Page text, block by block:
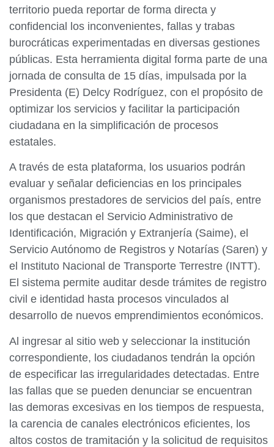
territorio pueda reportar de forma directa y
confidencial los inconvenientes, fallas y trabas
burocráticas experimentadas en diversas gestiones
públicas. Esta herramienta digital forma parte de una
jornada de consulta de 15 días, impulsada por la
Presidenta (E) Delcy Rodríguez, con el propósito de
optimizar los servicios y facilitar la participación
ciudadana en la simplificación de procesos
estatales.
A través de esta plataforma, los usuarios podrán
evaluar y señalar deficiencias en los principales
organismos prestadores de servicios del país, entre
los que destacan el Servicio Administrativo de
Identificación, Migración y Extranjería (Saime), el
Servicio Autónomo de Registros y Notarías (Saren) y
el Instituto Nacional de Transporte Terrestre (INTT).
El sistema permite auditar desde trámites de registro
civil e identidad hasta procesos vinculados al
desarrollo de nuevos emprendimientos económicos.
Al ingresar al sitio web y seleccionar la institución
correspondiente, los ciudadanos tendrán la opción
de especificar las irregularidades detectadas. Entre
las fallas que se pueden denunciar se encuentran
las demoras excesivas en los tiempos de respuesta,
la carencia de canales electrónicos eficientes, los
altos costos de tramitación y la solicitud de requisitos